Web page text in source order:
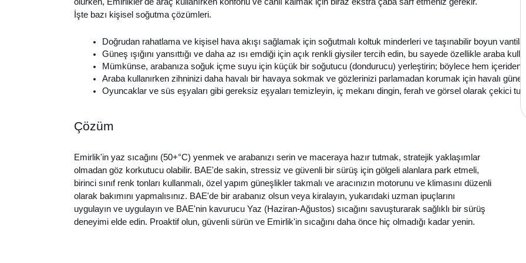
İşte bazı kişisel soğutma çözümleri.
Doğrudan rahatlama ve kişisel hava akışı sağlamak için soğutmalı koltuk minderleri ve taşınabilir boyun
Güneş ışığını yansıttığı ve daha az ısı emdiği için açık renkli giysiler tercih edin, bu sayede özellikle araba
Mümkünse, arabanıza soğuk içme suyu için küçük bir soğutucu (dondurucu) yerleştirin; böylece hem içeriden
Araba kullanırken zihninizi daha havalı bir havaya sokmak ve gözlerinizi parlamadan korumak için havalı güneş
Oyuncaklar ve süs eşyaları gibi gereksiz eşyaları temizleyin, iç mekanı dingin, ferah ve görsel olarak çekici
Çözüm
Emirlik'in yaz sıcağını (50+°C) yenmek ve arabanızı serin ve maceraya hazır tutmak, stratejik yaklaşımlar
olmadan göz korkutucu olabilir. BAE'de sakin, stressiz ve güvenli bir sürüş için gölgeli alanlara park etmeli,
birinci sınıf renk tonları kullanmalı, özel yapım güneşlikler takmalı ve aracınızın motorunu ve klimasını düzenli
olarak bakımını yapmalısınız. BAE'de bir arabanız olsun veya kiralayın, yukarıdaki uzman ipuçlarını
uygulayın ve uygulayın ve BAE'nin kavurucu Yaz (Haziran-Ağustos) sıcağını savuşturarak sağlıklı bir sürüş
deneyimi elde edin. Proaktif olun, güvenli sürün ve Emirlik'in sıcağını daha önce hiç olmadığı kadar yenin.